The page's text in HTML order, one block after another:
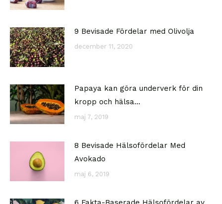
9 Bevisade Fördelar med Olivolja
december 11, 2020
Papaya kan göra underverk för din
kropp och hälsa…
maj 7, 2019
8 Bevisade Hälsofördelar Med
Avokado
maj 6, 2019